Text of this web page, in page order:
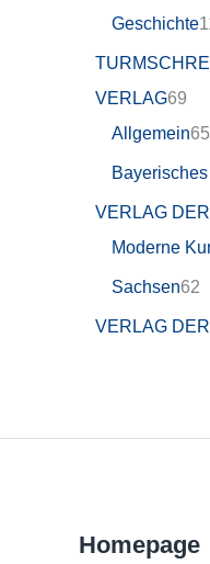
Geschichte
VERLAG69
Allgemein65
VERLAG
Moderne
Sachsen62
VERLAG
Homepage